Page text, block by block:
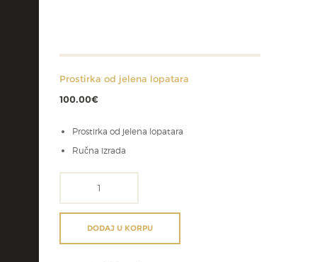
Prostirka od jelena lopatara
100.00€
Prostirka od jelena lopatara
Ručna izrada
jelena
lopataraDODAJ U KORPU